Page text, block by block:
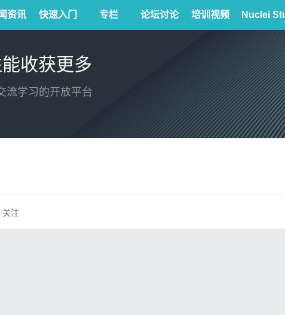
资讯 快速入门 专栏 论坛讨论 培训视频 Nuclei
收获更多
流学习的开放平台
关注